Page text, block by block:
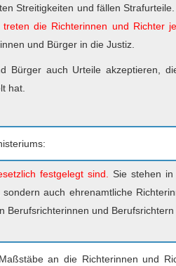
Streitigkeiten und fällen Strafurteile.
die Richterinnen und Richter
und Bürger in die Justiz.
Bürger auch Urteile akzeptieren,
hat.
festgelegt sind. Sie stehen
auch ehrenamtliche
Berufsrichterinnen und Berufsrichtern
an die Richterinnen und